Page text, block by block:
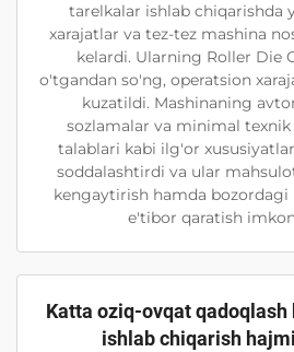
tarelkalar ishlab chiqarishda
xarajatlar va tez-tez mashina
kelardi. Ularning Roller Die
o'tgandan so'ng, operatsion
kuzatildi. Mashinaning
sozlamalar va minimal
talablari kabi ilg'or
soddalashtirdi va ular
kengaytirish hamda
e'tibor qaratish
Katta oziq-ovqat
ishlab chiqarish